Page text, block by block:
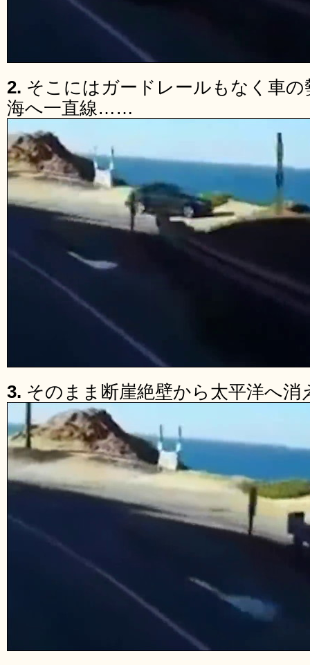
2. そこにはガードレールもなく車
海へ一直線……
3. そのまま断崖絶壁から太平洋へ消